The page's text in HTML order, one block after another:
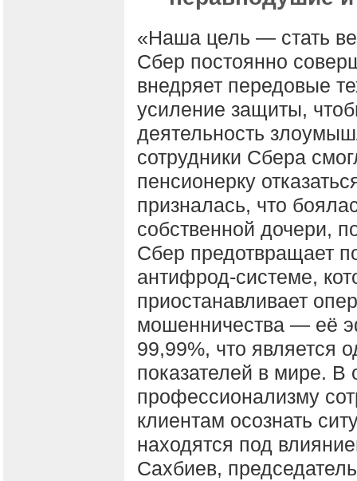
«Наша цель — стать
Сбер постоянно
внедряет передовые
усиление защиты,
деятельность
сотрудники Сбера
пенсионерку
призналась, что
собственной дочери,
Сбер предотвращает
антифрод-системе,
приостанавливает
мошенничества ― её
99,99%, что является
показателей в мире. В
профессионализму
клиентам осознать
находятся под
Сахбиев,